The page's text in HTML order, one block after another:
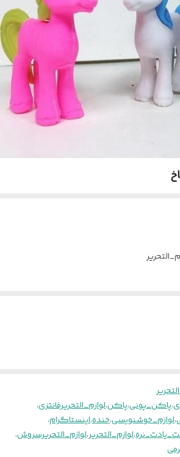
،پاکن_پونی،پاکن،لوازم_التحریرفانتزی،
،لوازم_خوشنویسی،خنده،اینستاگرام،
،لوازم_التحریر،لوازم_التحریرسروش،